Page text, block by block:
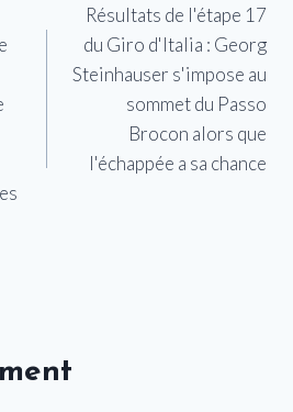
Résultats de l'étape 17
du Giro d'Italia : Georg
Steinhauser s'impose au
sommet du Passo
Brocon alors que
l'échappée a sa chance